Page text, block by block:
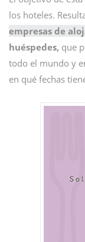
los hoteles.
empresas de
huéspedes, que
todo el mundo y
en qué fechas